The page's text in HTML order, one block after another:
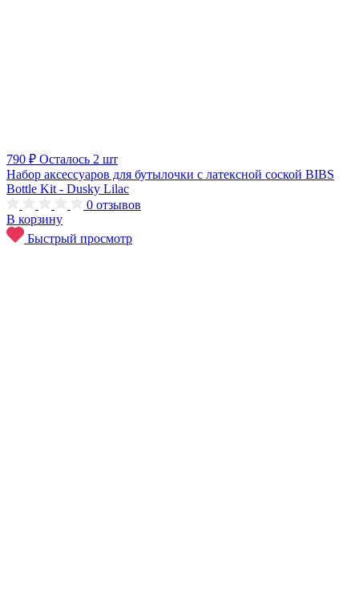
790 ₽ Осталось 2 шт
Набор аксессуаров для бутылочки с латексной соской BIBS
Bottle Kit - Dusky Lilac
0 отзывов
В корзину
Быстрый просмотр